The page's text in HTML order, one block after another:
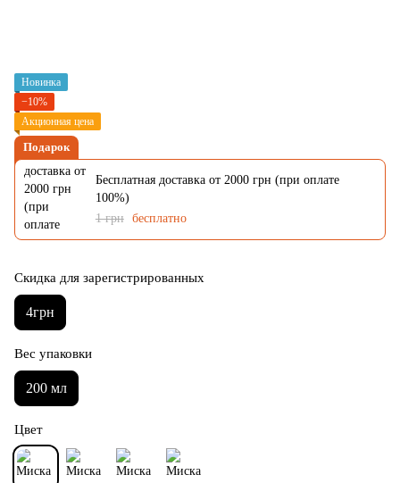
Новинка
−10%
Акционная цена
Подарок
Бесплатная доставка от 2000 грн (при оплате
100%)
1 грн
бесплатно
Скидка для зарегистрированных
4грн
Вес упаковки
200 мл
Цвет